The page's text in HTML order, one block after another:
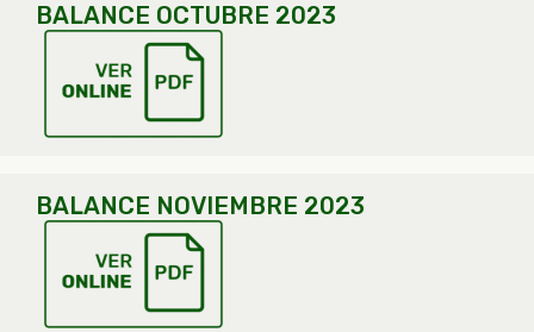
BALANCE OCTUBRE 2023
BALANCE NOVIEMBRE 2023